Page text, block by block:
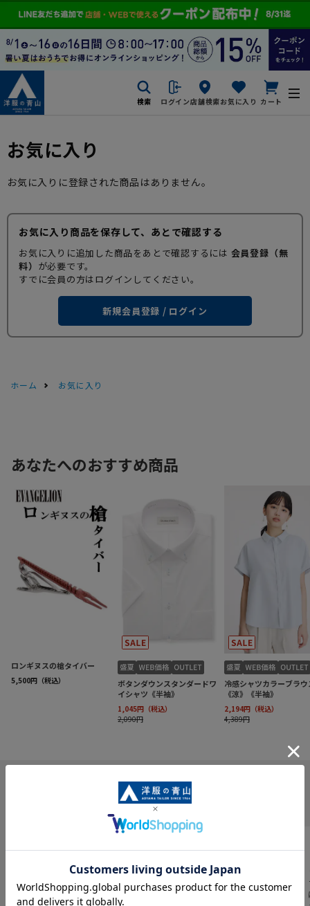
検索 ログイン店舗検索お気に入り カート
お気に入り
お気に入りに登録された商品はありません。
お気に入り商品を保存して、あとで確認する
お気に入りに追加した商品をあとで確認するには 会員登録（無
料） が必要です。
すでに会員の方はログインしてください。
新規会員登録 / ログイン
ホーム お気に入り
INFORMATION